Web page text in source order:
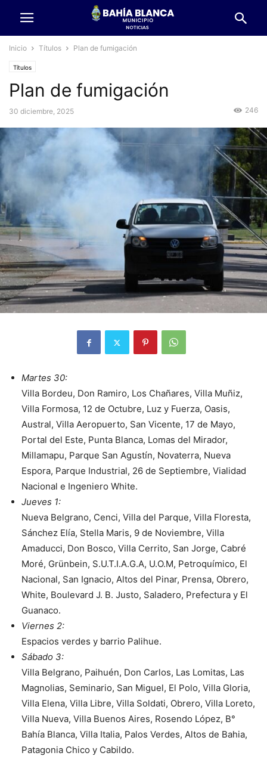
Inicio Títulos Plan de fumigación
Títulos
Plan de fumigación
30 diciembre, 2025 246
Martes 30:
Villa Bordeu, Don Ramiro, Los Chañares, Villa Muñiz,
Villa Formosa, 12 de Octubre, Luz y Fuerza, Oasis,
Austral, Villa Aeropuerto, San Vicente, 17 de Mayo,
Portal del Este, Punta Blanca, Lomas del Mirador,
Millamapu, Parque San Agustín, Novaterra, Nueva
Espora, Parque Industrial, 26 de Septiembre, Vialidad
Nacional e Ingeniero White.
Jueves 1:
Nueva Belgrano, Cenci, Villa del Parque, Villa Floresta,
Sánchez Elía, Stella Maris, 9 de Noviembre, Villa
Amaducci, Don Bosco, Villa Cerrito, San Jorge, Cabré
Moré, Grünbein, S.U.T.I.A.G.A, U.O.M, Petroquímico, El
Nacional, San Ignacio, Altos del Pinar, Prensa, Obrero,
White, Boulevard J. B. Justo, Saladero, Prefectura y El
Guanaco.
Viernes 2:
Espacios verdes y barrio Palihue.
Sábado 3:
Villa Belgrano, Paihuén, Don Carlos, Las Lomitas, Las
Magnolias, Seminario, San Miguel, El Polo, Villa Gloria,
Villa Elena, Villa Libre, Villa Soldati, Obrero, Villa Loreto,
Villa Nueva, Villa Buenos Aires, Rosendo López, B°
Bahía Blanca, Villa Italia, Palos Verdes, Altos de Bahia,
Patagonia Chico y Cabildo.